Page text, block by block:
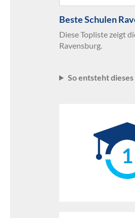
Beste Schulen
Diese Topliste zeigt
Ravensburg.
So entsteht dieses
1